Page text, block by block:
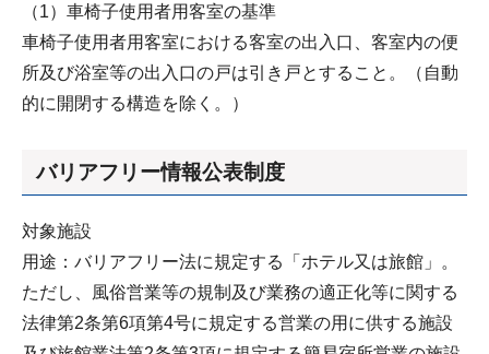
（1）車椅子使用者用客室の基準
車椅子使用者用客室における客室の出入口、客室内の便
所及び浴室等の出入口の戸は引き戸とすること。（自動
的に開閉する構造を除く。）
バリアフリー情報公表制度
対象施設
用途：バリアフリー法に規定する「ホテル又は旅館」。
ただし、風俗営業等の規制及び業務の適正化等に関する
法律第2条第6項第4号に規定する営業の用に供する施設